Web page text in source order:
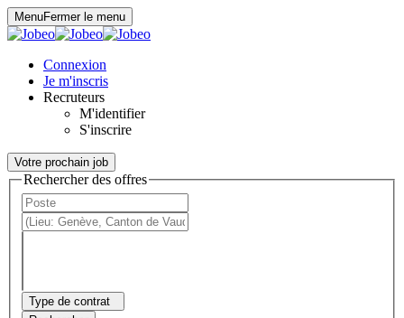
MenuFermer le menu
Connexion
Je m'inscris
Recruteurs
M'identifier
S'inscrire
Votre prochain job
Rechercher des offres
Type de contrat
Panneau de gestion des cookies